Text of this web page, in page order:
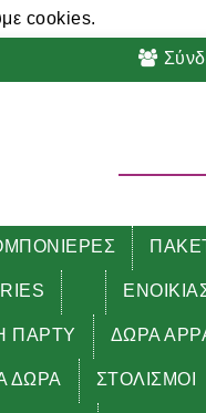
cookies.
ΠΑΡΤΥ ΔΩΡΑ
ΔΩΡΑ ΣΤΟΛΙΣΜΟΙ